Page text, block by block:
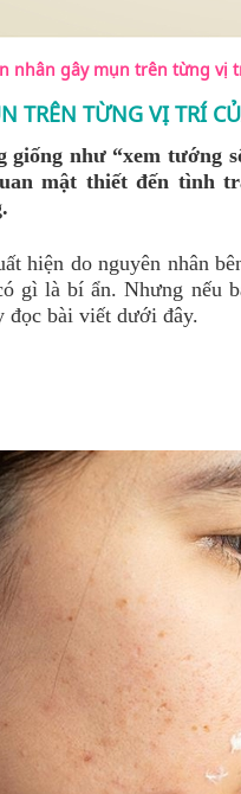
nhân gây mụn trên từng vị
TRÊN TỪNG VỊ TRÍ
giống như “xem tướng
mật thiết đến tình
hiện do nguyên nhân
gì là bí ẩn. Nhưng nếu
đọc bài viết dưới đây.